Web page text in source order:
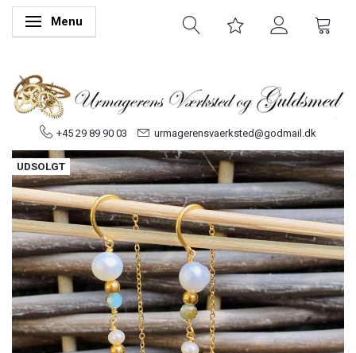
Skifte navigation
Menu
+45 29 89 90 03 urmagerensvaerksted@godmail.dk
UDSOLGT